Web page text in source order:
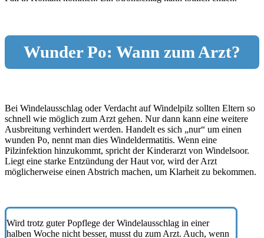
Wunder Po: Wann zum Arzt?
Bei Windelausschlag oder Verdacht auf Windelpilz sollten Eltern so
schnell wie möglich zum Arzt gehen. Nur dann kann eine weitere
Ausbreitung verhindert werden. Handelt es sich „nur“ um einen
wunden Po, nennt man dies Windeldermatitis. Wenn eine
Pilzinfektion hinzukommt, spricht der Kinderarzt von Windelsoor.
Liegt eine starke Entzündung der Haut vor, wird der Arzt
möglicherweise einen Abstrich machen, um Klarheit zu bekommen.
Wird trotz guter Popflege der Windelausschlag in einer
halben Woche nicht besser, musst du zum Arzt. Auch, wenn